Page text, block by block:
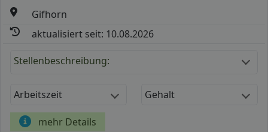
Gifhorn
aktualisiert seit: 10.08.2026
Stellenbeschreibung:
Arbeitszeit Gehalt
mehr Details